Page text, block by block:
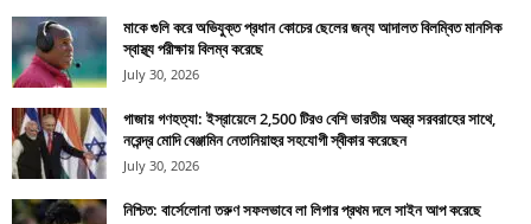
মাকে গুলি করে অভিযুক্ত প্রধান কোচের ছেলের জন্য আদালত বিলম্বিত মানসিক
স্বাস্থ্য পরীক্ষায় বিলম্ব করেছে
July 30, 2026
গাজায় গণহত্যা: ইস্রায়েলে 2,500 টিরও বেশি ভারতীয় অস্ত্র সরবরাহের সাথে,
নরেন্দ্র মোদি বেঞ্জামিন নেতানিয়াহুর সহযোগী স্বীকার করেছেন
July 30, 2026
নিশ্চিত: বার্সেলোনা তরুণ সফলভাবে লা লিগার প্রথম দলে সাইন আপ করেছে